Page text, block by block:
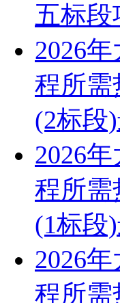
五标
2026
程所需
(2标段
2026
程所需
(1标段
2026
程所需